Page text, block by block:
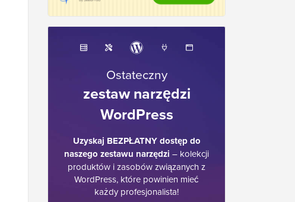
Ostateczny
zestaw narzędzi
WordPress
Uzyskaj BEZPŁATNY dostęp do
naszego zestawu narzędzi – kolekcji
produktów i zasobów związanych z
WordPress, które powinien mieć
każdy profesjonalista!